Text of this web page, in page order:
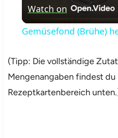
Watch on
Gemüsefond (Brühe)
(Tipp: Die vollständige
Mengenangaben findest du
Rezeptkartenbereich